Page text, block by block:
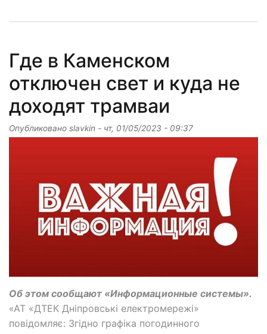
Где в Каменском
отключен свет и куда не
доходят трамваи
Опубликовано slavkin - чт, 01/05/2023 - 09:37
Об этом сообщают «Информационные системы».
«АТ «ДТЕК Дніпровські електромережі»
повідомляє: Згідно графіка погодинного